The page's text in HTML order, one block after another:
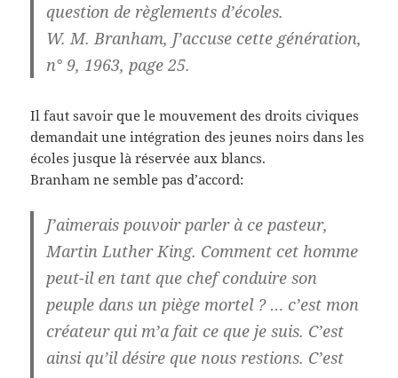
question de règlements d’écoles.
W. M. Branham, J’accuse cette génération,
n° 9, 1963, page 25.
Il faut savoir que le mouvement des droits civiques
demandait une intégration des jeunes noirs dans les
écoles jusque là réservée aux blancs.
Branham ne semble pas d’accord:
J’aimerais pouvoir parler à ce pasteur,
Martin Luther King. Comment cet homme
peut-il en tant que chef conduire son
peuple dans un piège mortel ? … c’est mon
créateur qui m’a fait ce que je suis. C’est
ainsi qu’il désire que nous restions. C’est